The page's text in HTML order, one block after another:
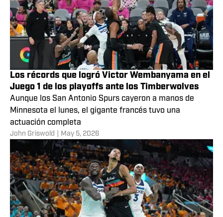
Los récords que logró Victor Wembanyama en el
Juego 1 de los playoffs ante los Timberwolves
Aunque los San Antonio Spurs cayeron a manos de
Minnesota el lunes, el gigante francés tuvo una
actuación completa
John Griswold May 5, 2026